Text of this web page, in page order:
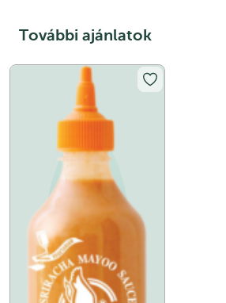
További ajánlatok